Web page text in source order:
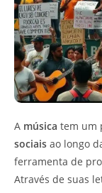
A música tem um
sociais ao longo
ferramenta de
Através de suas